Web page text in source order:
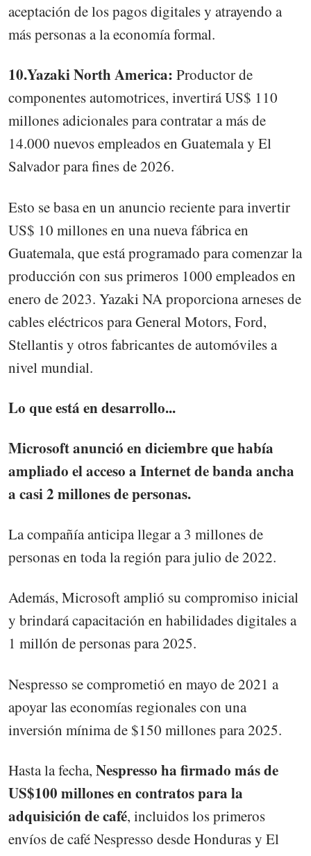
aceptación de los pagos digitales y atrayendo a
más personas a la economía formal.
10.Yazaki North America: Productor de
componentes automotrices, invertirá US$ 110
millones adicionales para contratar a más de
14.000 nuevos empleados en Guatemala y El
Salvador para fines de 2026.
Esto se basa en un anuncio reciente para invertir
US$ 10 millones en una nueva fábrica en
Guatemala, que está programado para comenzar la
producción con sus primeros 1000 empleados en
enero de 2023. Yazaki NA proporciona arneses de
cables eléctricos para General Motors, Ford,
Stellantis y otros fabricantes de automóviles a
nivel mundial.
Lo que está en desarrollo...
Microsoft anunció en diciembre que había
ampliado el acceso a Internet de banda ancha
a casi 2 millones de personas.
La compañía anticipa llegar a 3 millones de
personas en toda la región para julio de 2022.
Además, Microsoft amplió su compromiso inicial
y brindará capacitación en habilidades digitales a
1 millón de personas para 2025.
Nespresso se comprometió en mayo de 2021 a
apoyar las economías regionales con una
inversión mínima de $150 millones para 2025.
Hasta la fecha, Nespresso ha firmado más de
US$100 millones en contratos para la
adquisición de café, incluidos los primeros
envíos de café Nespresso desde Honduras y El